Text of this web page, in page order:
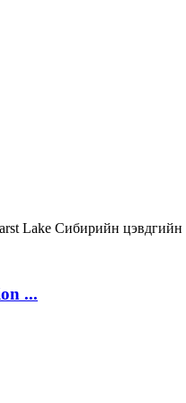
Lake Сибирийн
...